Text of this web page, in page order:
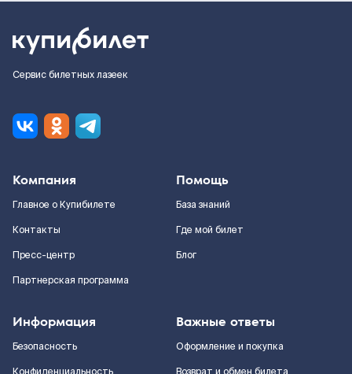
Сервис билетных лазеек
Компания
Главное о Купибилете
Контакты
Пресс-центр
Партнерская программа
Помощь
База знаний
Где мой билет
Блог
Информация
Безопасность
Важные ответы
Оформление и покупка